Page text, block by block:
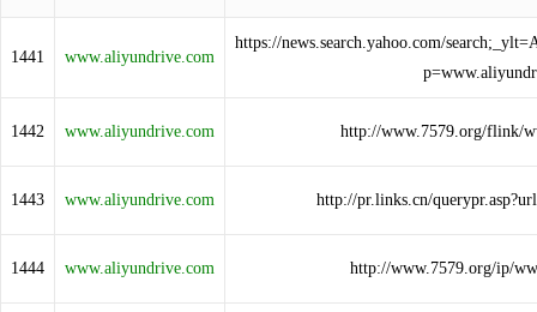
1441 www.aliyundrive.com
https://news.search.yahoo.com/
1442 www.aliyundrive.com http://www.7579.org/flink/
1443 www.aliyundrive.com http://pr.links.cn/
1444 www.aliyundrive.com http://www.7579.org/ip/